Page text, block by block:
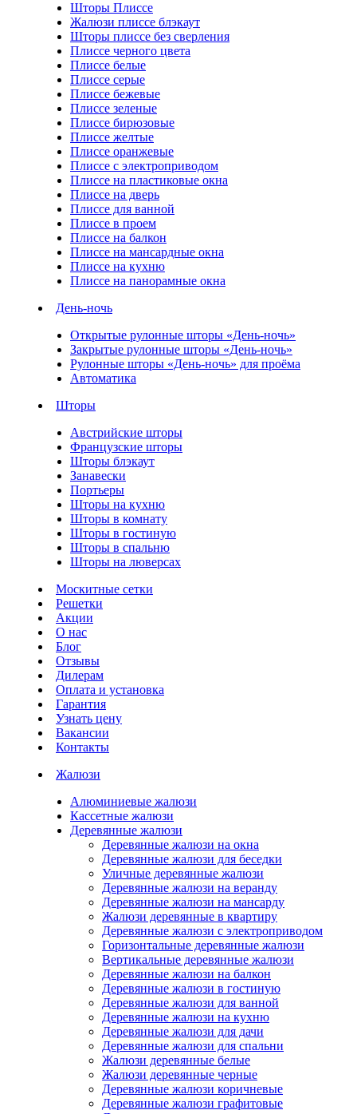
Шторы Плиссе
Жалюзи плиссе блэкаут
Шторы плиссе без сверления
Плиссе черного цвета
Плиссе белые
Плиссе серые
Плиссе бежевые
Плиссе зеленые
Плиссе бирюзовые
Плиссе желтые
Плиссе оранжевые
Плиссе с электроприводом
Плиссе на пластиковые окна
Плиссе на дверь
Плиссе для ванной
Плиссе в проем
Плиссе на балкон
Плиссе на мансардные окна
Плиссе на кухню
Плиссе на панорамные окна
День-ночь
Открытые рулонные шторы «День-ночь»
Закрытые рулонные шторы «День-ночь»
Рулонные шторы «День-ночь» для проёма
Автоматика
Шторы
Австрийские шторы
Французские шторы
Шторы блэкаут
Занавески
Портьеры
Шторы на кухню
Шторы в комнату
Шторы в гостиную
Шторы в спальню
Шторы на люверсах
Москитные сетки
Решетки
Акции
О нас
Блог
Отзывы
Дилерам
Оплата и установка
Гарантия
Узнать цену
Вакансии
Контакты
Жалюзи
Алюминиевые жалюзи
Кассетные жалюзи
Деревянные жалюзи
Деревянные жалюзи на окна
Деревянные жалюзи для беседки
Уличные деревянные жалюзи
Деревянные жалюзи на веранду
Деревянные жалюзи на мансарду
Жалюзи деревянные в квартиру
Деревянные жалюзи с электроприводом
Горизонтальные деревянные жалюзи
Вертикальные деревянные жалюзи
Деревянные жалюзи на балкон
Деревянные жалюзи в гостиную
Деревянные жалюзи для ванной
Деревянные жалюзи на кухню
Деревянные жалюзи для дачи
Деревянные жалюзи для спальни
Жалюзи деревянные белые
Жалюзи деревянные черные
Деревянные жалюзи коричневые
Деревянные жалюзи графитовые